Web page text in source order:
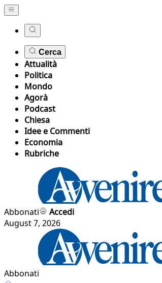
Cerca
Attualità
Politica
Mondo
Agorà
Podcast
Chiesa
Idee e Commenti
Economia
Rubriche
Abbonati
Accedi
August 7, 2026
Abbonati